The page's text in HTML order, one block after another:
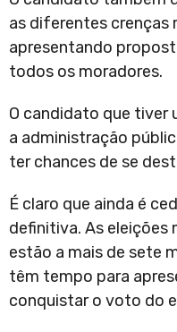
as diferentes crenças
apresentando
todos os moradores.
O candidato que tiver
a administração
ter chances de se
É claro que ainda é
definitiva. As eleições
estão a mais de sete
têm tempo para
conquistar o voto do